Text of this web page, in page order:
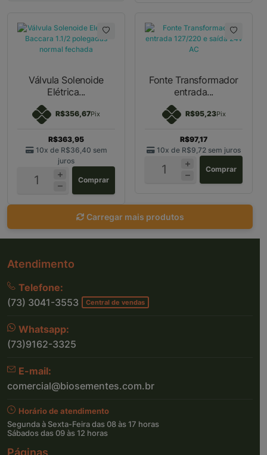
Válvula Solenoide
Elétrica...
R$356,67Pix
R$363,95
10x de R$36,40 sem
juros
Comprar
Fonte Transformador
entrada...
R$95,23Pix
R$97,17
10x de R$9,72 sem juros
Comprar
Carregar mais produtos
Atendimento
Telefone:
(73) 3041-3553
Central de vendas
Whatsapp:
(73)9162-3325
E-mail:
comercial@biosementes.com.br
Horário de atendimento
Segunda à Sexta-Feira das 08 às 17 horas
Sábados das 09 às 12 horas
Páginas